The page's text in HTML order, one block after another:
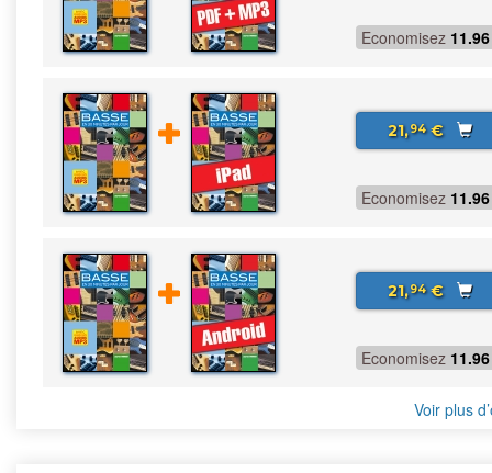
Economisez 11.96
21,94€
Economisez 11.96
21,94€
Economisez 11.96
Voir plus